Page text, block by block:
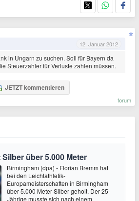
12. Januar 2012
in Ungarn zu suchen. Soll für Bayern da
Steuerzahler für Verluste zahlen müssen.
JETZT kommentieren
forum
über 5.000 Meter
Birmingham (dpa) - Florian Bremm hat
bei den Leichtathletik-
Europameisterschaften in Birmingham
über 5.000 Meter Silber geholt. Der 25-
Jährige musste sich nach einem